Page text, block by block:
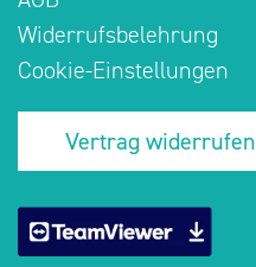
Widerrufsbelehrung
Cookie-Einstellungen
Vertrag widerrufen